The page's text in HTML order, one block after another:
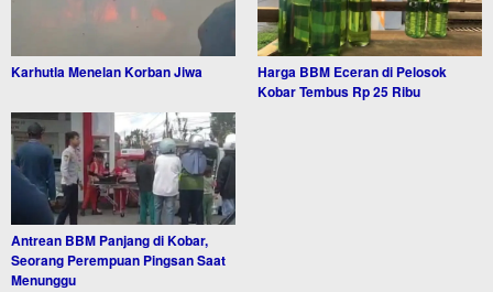
Karhutla Menelan Korban Jiwa
Harga BBM Eceran di Pelosok
Kobar Tembus Rp 25 Ribu
Antrean BBM Panjang di Kobar,
Seorang Perempuan Pingsan Saat
Menunggu